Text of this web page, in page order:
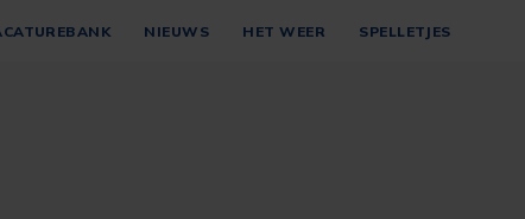
NIEUWS HET WEER SPELLETJES